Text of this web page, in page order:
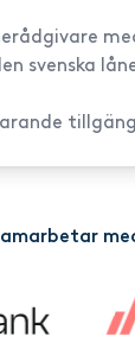
svenska